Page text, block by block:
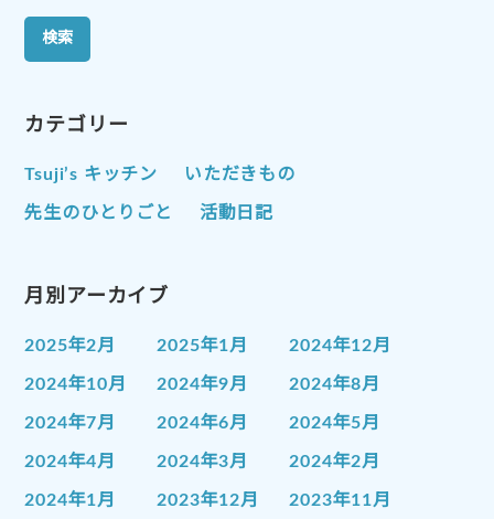
カテゴリー
Tsuji’s キッチン いただきもの
先生のひとりごと 活動日記
月別アーカイブ
2025年2月 2025年1月 2024年12月
2024年10月 2024年9月 2024年8月
2024年7月 2024年6月 2024年5月
2024年4月 2024年3月 2024年2月
2024年1月 2023年12月 2023年11月